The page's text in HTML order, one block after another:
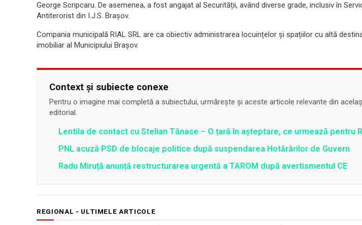
George Scripcaru. De asemenea, a fost angajat al Securității, având diverse grade, inclusiv în
Antiterorist din I.J.S. Brașov.
Compania municipală RIAL SRL are ca obiectiv administrarea locuințelor și spațiilor cu altă
imobiliar al Municipiului Brașov.
Context și subiecte conexe
Pentru o imagine mai completă a subiectului, urmărește și aceste articole relevante din
editorial.
Lentila de contact cu Stelian Tănase – O țară în așteptare, ce urmează pentru
PNL acuză PSD de blocaje politice după suspendarea Hotărârilor de Guvern
Radu Miruță anunță restructurarea urgentă a TAROM după avertismentul CE
REGIONAL - ULTIMELE ARTICOLE